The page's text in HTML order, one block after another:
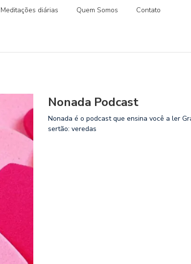
diárias Quem Somos Contato
Nonada Podcast
Nonada é o podcast que ensina você a ler
sertão: veredas